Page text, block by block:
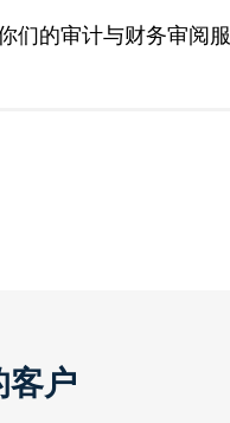
们的审计与财务审阅服
客户